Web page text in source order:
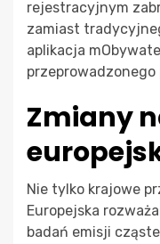
rejestracyjnym
zamiast
aplikacja
przeprowadzonego
Zmiany
Nie tylko krajowe
Europejska
badań emisji